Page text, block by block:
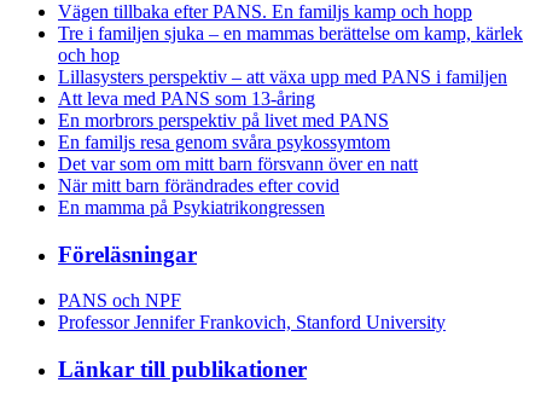
Vägen tillbaka efter PANS. En familjs kamp och hopp
Tre i familjen sjuka – en mammas berättelse om kamp, kärlek
och hop
Lillasysters perspektiv – att växa upp med PANS i familjen
Att leva med PANS som 13-åring
En morbrors perspektiv på livet med PANS
En familjs resa genom svåra psykossymtom
Det var som om mitt barn försvann över en natt
När mitt barn förändrades efter covid
En mamma på Psykiatrikongressen
Föreläsningar
PANS och NPF
Professor Jennifer Frankovich, Stanford University
Länkar till publikationer